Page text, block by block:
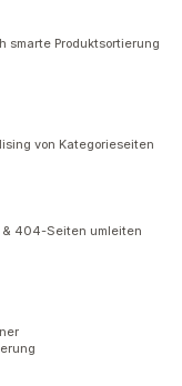
smarte Produktsortierung
von Kategorieseiten
404-Seiten umleiten